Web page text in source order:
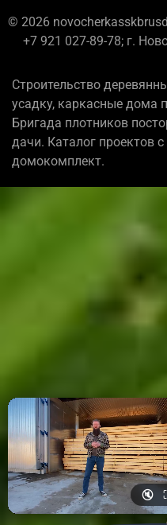
© 2026
+7 921 027-89-78; г.
Строительство
усадку, каркасные дома
Бригада плотников
дачи. Каталог проектов
домокомплект.
🔇